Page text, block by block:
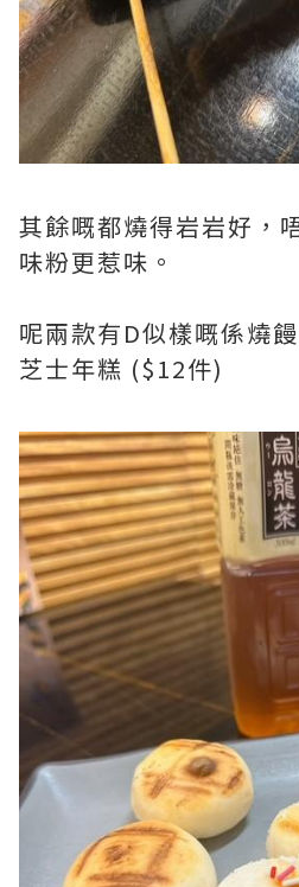
其餘嘅都燒得岩岩好，
味粉更惹味。
呢兩款有D似樣嘅係燒
芝士年糕 ($12件)